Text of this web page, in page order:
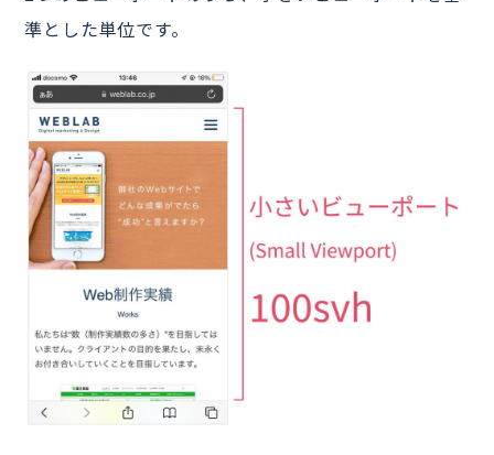
準とした単位です。